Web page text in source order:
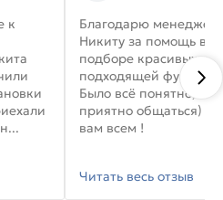
к
Благодарю
Никиту за помощь в
подборе красивых
подходящей
Было всё понятно, и
приятно общаться)
вам всем !
Читать весь отзыв